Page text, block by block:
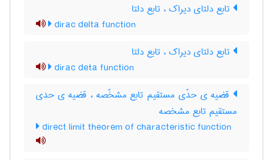
تابع دلتای دیراک ، تابع دلتا
dirac delta function
تابع دلتای دیراک ، تابع دلتا
dirac deta function
قضیه ی حدّی مستقیم تابع مشخّصه ، قضیه ی حدی
مستقیم تابع مشخصه
direct limit theorem of characteristic function